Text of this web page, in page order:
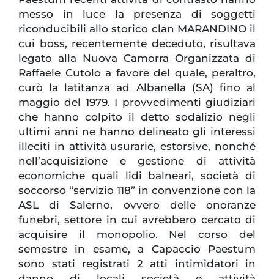
messo in luce la presenza di soggetti
riconducibili allo storico clan MARANDINO il
cui boss, recentemente deceduto, risultava
legato alla Nuova Camorra Organizzata di
Raffaele Cutolo a favore del quale, peraltro,
curò la latitanza ad Albanella (SA) fino al
maggio del 1979. I provvedimenti giudiziari
che hanno colpito il detto sodalizio negli
ultimi anni ne hanno delineato gli interessi
illeciti in attività usurarie, estorsive, nonché
nell’acquisizione e gestione di attività
economiche quali lidi balneari, società di
soccorso “servizio 118” in convenzione con la
ASL di Salerno, ovvero delle onoranze
funebri, settore in cui avrebbero cercato di
acquisire il monopolio. Nel corso del
semestre in esame, a Capaccio Paestum
sono stati registrati 2 atti intimidatori in